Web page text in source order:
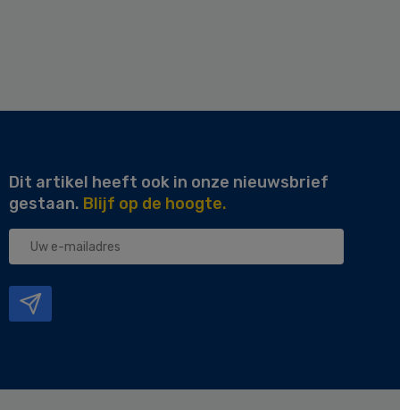
Dit artikel heeft ook in onze nieuwsbrief
gestaan. Blijf op de hoogte.
Uw